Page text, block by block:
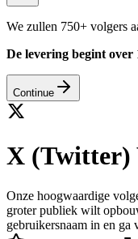
We zullen 750+ volgers
De levering begint over
Continue
X (Twitter)
Onze hoogwaardige
groter publiek wilt
gebruikersnaam in en ga